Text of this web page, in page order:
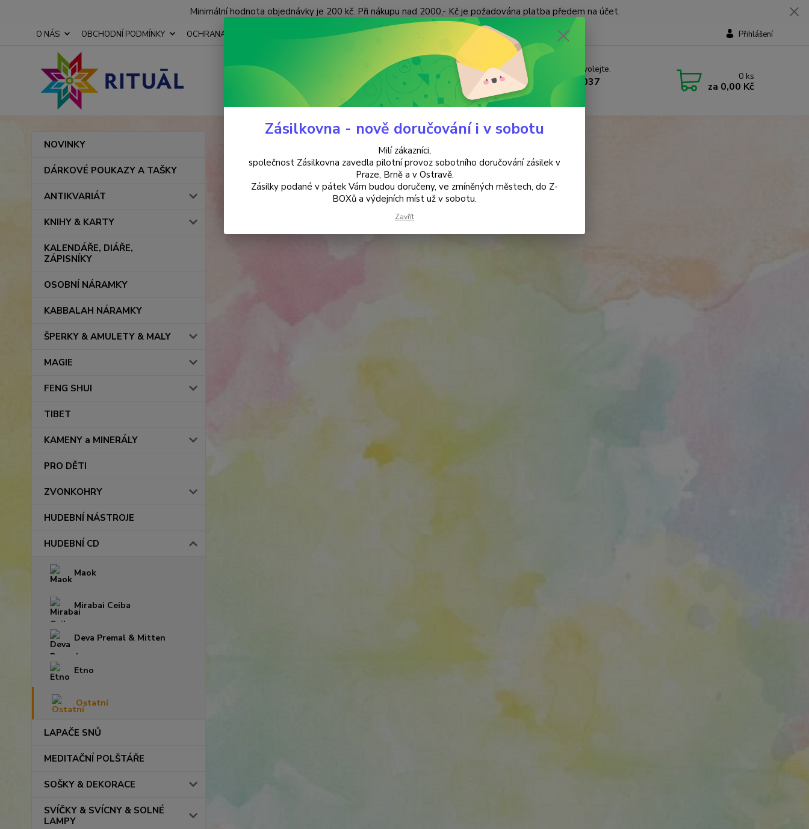
Minimální hodnota objednávky je 200 kč. Při nákupu nad 2000,- Kč je požadována platba předem na účet.
O NÁS OBCHODNÍ PODMÍNKY OCHRANA OSOBNÍCH ÚDAJŮ KONTAKTY Přihlášení
Hledat
Nevíte si rady? Zavolejte.
+420 737 737 037
(Po-Pá, 9-18 hod.)
0 ks
za 0,00 Kč
NOVINKY
DÁRKOVÉ POUKAZY A TAŠKY
ANTIKVARIÁT
KNIHY & KARTY
KALENDÁŘE, DIÁŘE,
ZÁPISNÍKY
OSOBNÍ NÁRAMKY
KABBALAH NÁRAMKY
ŠPERKY & AMULETY & MALY
MAGIE
FENG SHUI
TIBET
KAMENY a MINERÁLY
PRO DĚTI
ZVONKOHRY
HUDEBNÍ NÁSTROJE
HUDEBNÍ CD
Maok
Mirabai Ceiba
Deva Premal & Mitten
Etno
Ostatní
LAPAČE SNŮ
MEDITAČNÍ POLŠTÁŘE
SOŠKY & DEKORACE
SVÍČKY & SVÍCNY & SOLNÉ
LAMPY
HUDEBNÍ CD Ostatní
Ostatní
Zásilkovna - nově doručování i v sobotu
Milí zákazníci,
společnost Zásilkovna zavedla pilotní provoz sobotního doručování zásilek v
Praze, Brně a v Ostravě.
Zásilky podané v pátek Vám budou doručeny, ve zmíněných městech, do Z-
BOXů a výdejních míst už v sobotu.
Zavřít